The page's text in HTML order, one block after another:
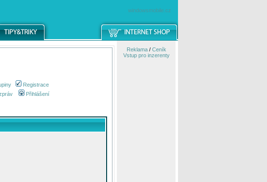
windowsmobile.cz
Registrace
Přihlášení
Reklama/ Ceník
Vstup pro inzerenty